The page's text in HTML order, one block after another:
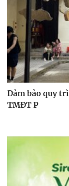
Đảm bảo quy
TMĐT P